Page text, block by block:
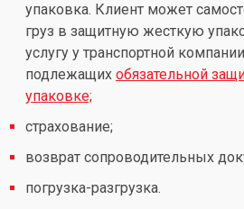
упаковка. Клиент может
груз в защитную жесткую
услугу у транспортной
подлежащих обязательной
упаковке;
страхование;
возврат сопроводительных
погрузка-разгрузка.